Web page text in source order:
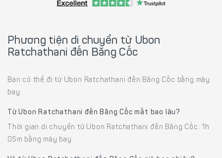
Phương tiện di chuyển từ Ubon
Ratchathani đến Băng Cốc
Bạn có thể đi từ Ubon Ratchathani đến Băng Cốc bằng máy
bay.
Từ Ubon Ratchathani đến Băng Cốc mất bao lâu?
Thời gian di chuyển từ Ubon Ratchathani đến Băng Cốc: 1h
05m bằng máy bay.